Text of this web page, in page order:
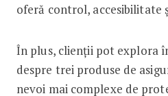
oferă control, accesibilitate
În plus, clienții pot explora
despre trei produse de
nevoi mai complexe de